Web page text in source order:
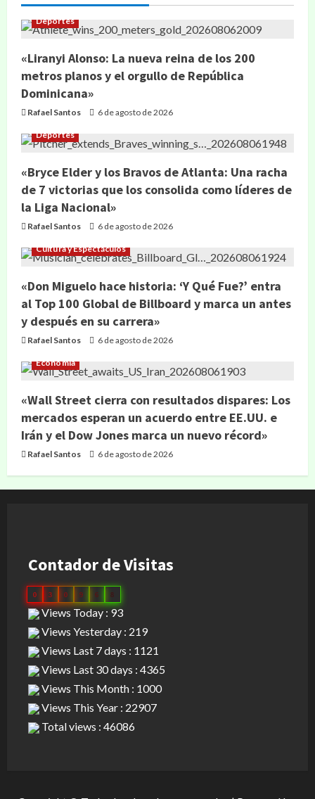
Deportes
«Liranyi Alonso: La nueva reina de los 200
metros planos y el orgullo de República
Dominicana»
Rafael Santos 6 de agosto de 2026
Deportes
«Bryce Elder y los Bravos de Atlanta: Una racha
de 7 victorias que los consolida como líderes de
la Liga Nacional»
Rafael Santos 6 de agosto de 2026
Cultura y Espectáculos
«Don Miguelo hace historia: ‘Y Qué Fue?’ entra
al Top 100 Global de Billboard y marca un antes
y después en su carrera»
Rafael Santos 6 de agosto de 2026
Economía
«Wall Street cierra con resultados dispares: Los
mercados esperan un acuerdo entre EE.UU. e
Irán y el Dow Jones marca un nuevo récord»
Rafael Santos 6 de agosto de 2026
Contador de Visitas
0 3 0 9 6
Views Today : 93
Views Yesterday : 219
Views Last 7 days : 1121
Views Last 30 days : 4365
Views This Month : 1000
Views This Year : 22907
Total views : 46086